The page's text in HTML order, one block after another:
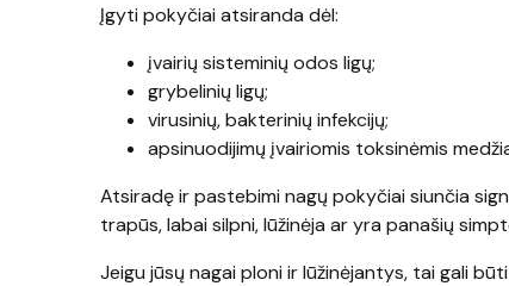
Įgyti pokyčiai atsiranda dėl:
įvairių sisteminių odos ligų;
grybelinių ligų;
virusinių, bakterinių infekcijų;
apsinuodijimų įvairiomis toksinėmis
Atsiradę ir pastebimi nagų pokyčiai siunčia
trapūs, labai silpni, lūžinėja ar yra panašių
Jeigu jūsų nagai ploni ir lūžinėjantys, tai gali